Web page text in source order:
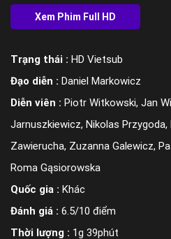
Trạng thái : HD Vietsub
Đạo diễn : Daniel Markowicz
Diễn viên : Piotr Witkowski, Jan
Jarnuszkiewicz, Nikolas Przygoda,
Zawierucha, Zuzanna Galewicz,
Roma Gąsiorowska
Quốc gia : Khác
Đánh giá : 6.5/10 điểm
Thời lượng : 1g 39phút